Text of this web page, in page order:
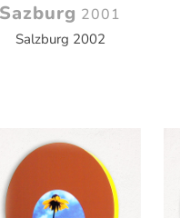
Sazburg 2001
Salzburg 2002